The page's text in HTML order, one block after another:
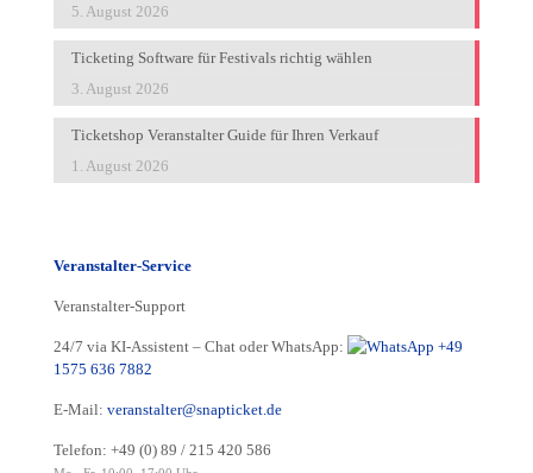
5. August 2026
Ticketing Software für Festivals richtig wählen
3. August 2026
Ticketshop Veranstalter Guide für Ihren Verkauf
1. August 2026
Veranstalter-Service
Veranstalter-Support
24/7 via KI-Assistent – Chat oder WhatsApp:
+49
1575 636 7882
E-Mail: veranstalter@snapticket.de
Telefon: +49 (0) 89 / 215 420 586